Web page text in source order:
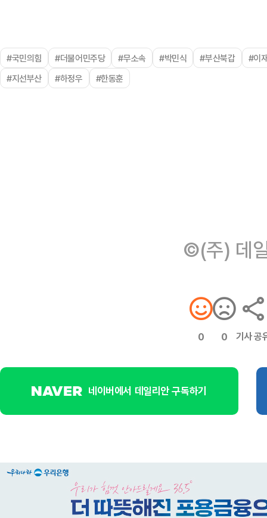
#국민의힘 #더불어민주당 #무소속 #박민식 #부산북갑
#이
#지선부산
#하정우 #한동훈
©(주) 데
0 0 기사 공
네이버에서 데일리안 구독하기